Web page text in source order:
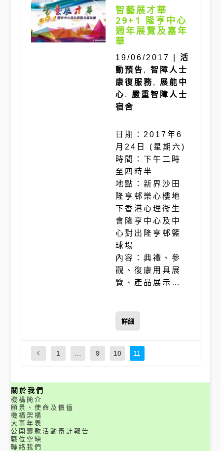
智藝展才華
29+1 隆亨中心
週年展覽及嘉年
華
19/06/2017
活
動預告 , 智障人士
康復服務, 展能中
心 , 嚴重智障人士
宿舍
日期：2017年6
月24日 (星期六)
時間：下午二時
至四時半
地點：新界沙田
隆亨邨樂心樓地
下香港心理衞生
會隆亨中心及中
心對出隆亨邨籃
球場
內容：典禮、參
觀、復康用具展
覽、產品展示…
詳細
1 9 10 11
關於我們
機構簡介
願景、使命及價值
機構架構
大事年表
公開籌款活動審計報告
職位空缺
聯絡我們